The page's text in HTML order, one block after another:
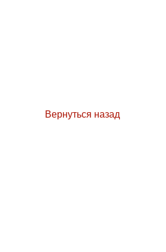
Вернуться назад